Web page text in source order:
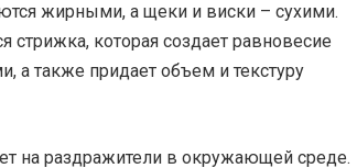
жирными, а щеки и виски – сухими.
стрижка, которая создает равновесие
также придает объем и текстуру
на раздражители в окружающей среде.